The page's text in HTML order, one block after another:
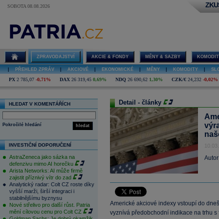
SOBOTA 08.08.2026
ZPRAVODAJSTVÍ AKCIE & FONDY MĚNY & SAZBY
PŘEHLED ZPRÁV AKCIOVÉ EKONOMICKÉ MĚNY KOMODITY
PX 2 785,07 -0,71% DAX 26 319,45 0,69% NDQ 26 690,62 1,30% CZK/€ 24,232 -0,02%
HLEDAT V KOMENTÁŘÍCH
hledat
Pokročilé hledání
INVESTIČNÍ DOPORUČENÍ
AstraZeneca jako sázka na
defenzivu mimo AI horečku
Arista Networks: AI může firmě
zajistit příznivý vítr do zad
Analytický radar: Colt CZ roste díky
vyšší marži, širší integraci i
stabilnějšímu byznysu
Nové střelivo pro další růst. Patria
mění cílovou cenu pro Colt CZ
Detail - články
Americké akciové indexy vstoupí do
vyznívá předobchodní indikace na trhu